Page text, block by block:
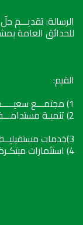
الرسالة: تقديـــم
للحدائق العامة
القيم:
1) مجتمـــع سعيـــــد
2) تنميـة مستدامـــة
3)خدمات مستقبليــة
4) استثمارات مبتكـرة